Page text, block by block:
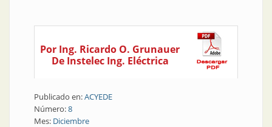
Por Ing. Ricardo O. Grunauer
De Instelec Ing. Eléctrica
Publicado en:ACYEDE
Número:8
Mes: Diciembre